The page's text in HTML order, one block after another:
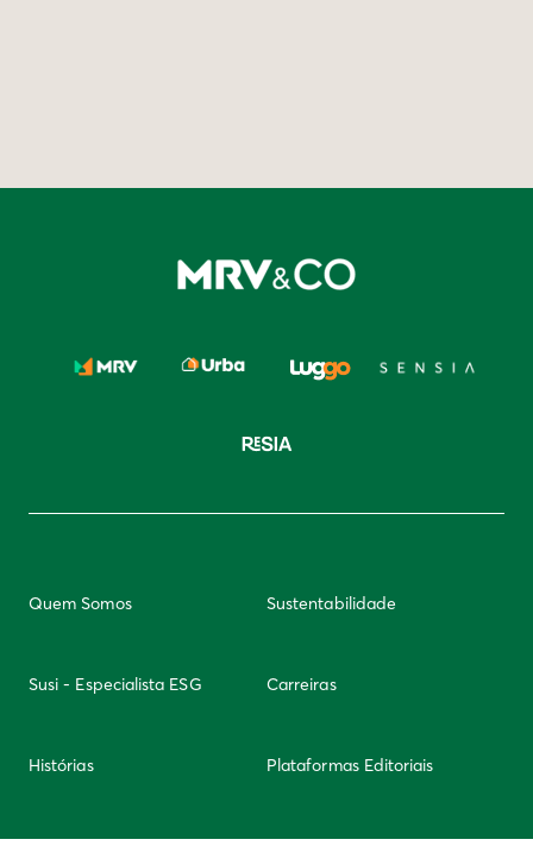
Quem Somos Sustentabilidade
Susi - Especialista ESG Carreiras
Histórias Plataformas Editoriais
Newsletter Integridade